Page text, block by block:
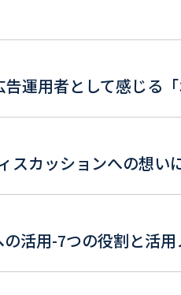
運用者として感じる「
スカッションへの想い
の活用-7つの役割と活